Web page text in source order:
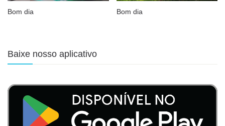
Bom dia Bom dia
Baixe nosso aplicativo